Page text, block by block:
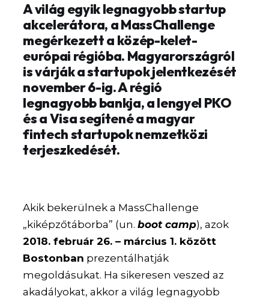
A világ egyik legnagyobb startup
akcelerátora, a MassChallenge
megérkezett a közép-kelet-
európai régióba. Magyarországról
is várják a startupok jelentkezését
november 6-ig. A régió
legnagyobb bankja, a lengyel PKO
és a Visa segítené a magyar
fintech startupok nemzetközi
terjeszkedését.
Akik bekerülnek a MassChallenge
„kiképzőtáborba” (un.boot camp), azok
2018. február 26. – március 1. között
Bostonban prezentálhatják
megoldásukat. Ha sikeresen veszed az
akadályokat, akkor a világ legnagyobb